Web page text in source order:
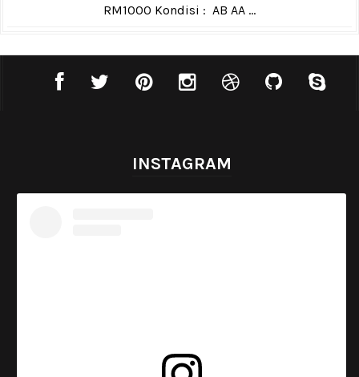
RM1000 Kondisi : AB AA ...
INSTAGRAM